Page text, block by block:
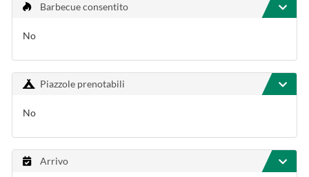
Barbecue consentito
No
Piazzole prenotabili
No
Arrivo